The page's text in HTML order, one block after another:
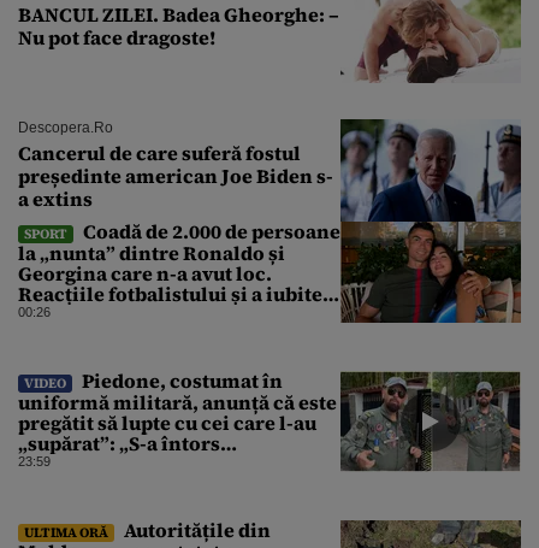
BANCUL ZILEI. Badea Gheorghe: –
Nu pot face dragoste!
Descopera.ro
Cancerul de care suferă fostul
președinte american Joe Biden s-
a extins
SPORT
Coadă de 2.000 de persoane
la „nunta” dintre Ronaldo și
Georgina care n-a avut loc.
Reacțiile fotbalistului și a iubitei
sale pe social media
00:26
VIDEO
Piedone, costumat în
uniformă militară, anunță că este
pregătit să lupte cu cei care l-au
„supărat”: „S-a întors
boomerangul”
23:59
ULTIMA ORĂ
Autoritățile din